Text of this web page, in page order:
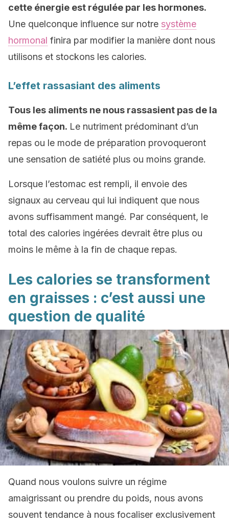
cette énergie est régulée par les hormones.
Une quelconque influence sur notre système
hormonal finira par modifier la manière dont nous
utilisons et stockons les calories.
L’effet rassasiant des aliments
Tous les aliments ne nous rassasient pas de la
même façon. Le nutriment prédominant d’un
repas ou le mode de préparation provoqueront
une sensation de satiété plus ou moins grande.
Lorsque l’estomac est rempli, il envoie des
signaux au cerveau qui lui indiquent que nous
avons suffisamment mangé. Par conséquent, le
total des calories ingérées devrait être plus ou
moins le même à la fin de chaque repas.
Les calories se transforment
en graisses : c’est aussi une
question de qualité
Quand nous voulons suivre un régime
amaigrissant ou prendre du poids, nous avons
souvent tendance à nous focaliser exclusivement